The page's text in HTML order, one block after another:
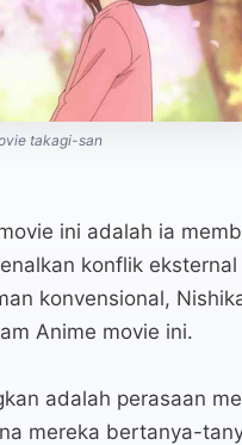
takagi-san
ini adalah ia
konflik
konvensional,
Anime movie ini.
adalah perasaan
mereka bertanya-